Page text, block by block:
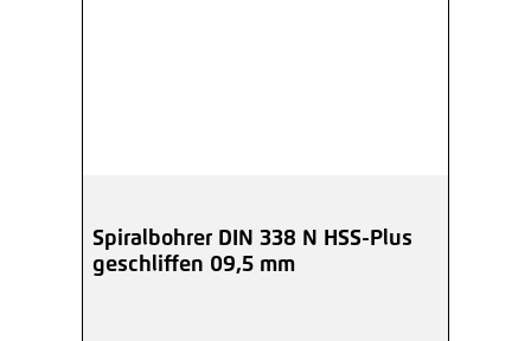
Spiralbohrer DIN 338 N HSS-Plus
geschliffen 09,5 mm